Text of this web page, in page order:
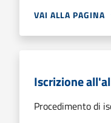
VAI ALLA PAGINA
Iscrizione
Procedimento di